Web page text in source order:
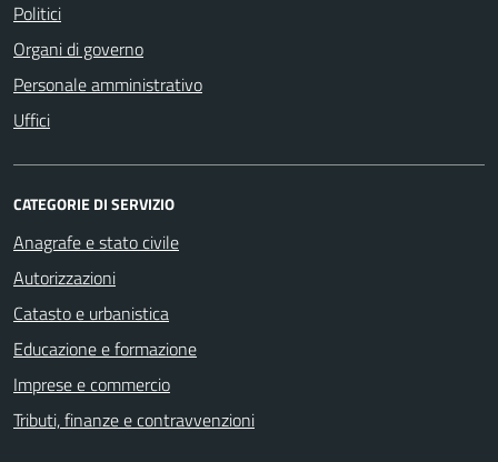
Politici
Organi di governo
Personale amministrativo
Uffici
CATEGORIE DI SERVIZIO
Anagrafe e stato civile
Autorizzazioni
Catasto e urbanistica
Educazione e formazione
Imprese e commercio
Tributi, finanze e contravvenzioni